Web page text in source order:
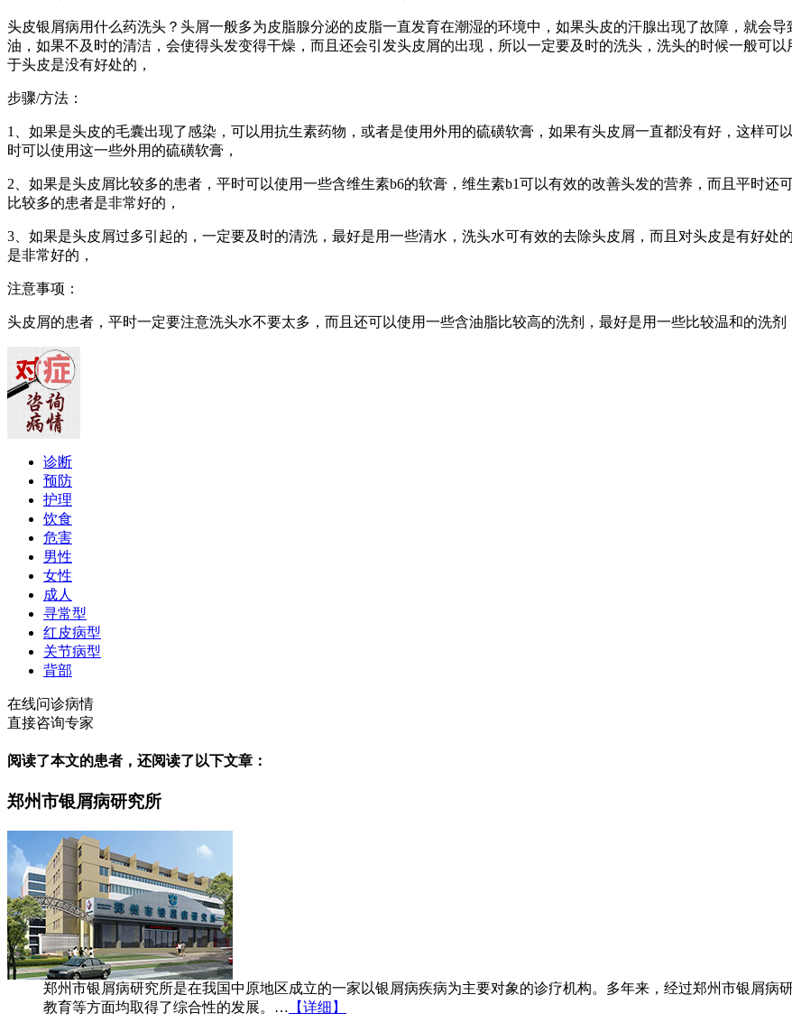
头皮银屑病用什么药洗头？头屑一般多为皮脂腺分泌的皮脂一直发育在潮湿的环境中，如果头皮的汗腺出现了故障，就会
油，如果不及时的清洁，会使得头发变得干燥，而且还会引发头皮屑的出现，所以一定要及时的洗头，洗头的时候一般可
于头皮是没有好处的，
步骤/方法：
1、如果是头皮的毛囊出现了感染，可以用抗生素药物，或者是使用外用的硫磺软膏，如果有头皮屑一直都没有好，这样
时可以使用这一些外用的硫磺软膏，
2、如果是头皮屑比较多的患者，平时可以使用一些含维生素b6的软膏，维生素b1可以有效的改善头发的营养，而且平时
比较多的患者是非常好的，
3、如果是头皮屑过多引起的，一定要及时的清洗，最好是用一些清水，洗头水可有效的去除头皮屑，而且对头皮是有好
是非常好的，
注意事项：
头皮屑的患者，平时一定要注意洗头水不要太多，而且还可以使用一些含油脂比较高的洗剂，最好是用一些比较温和的洗剂
诊断
预防
护理
饮食
危害
男性
女性
成人
寻常型
红皮病型
关节病型
背部
在线问诊病情
直接咨询专家
阅读了本文的患者，还阅读了以下文章：
郑州市银屑病研究所
郑州市银屑病研究所是在我国中原地区成立的一家以银屑病疾病为主要对象的诊疗机构。多年来，经过郑州市银屑病
教育等方面均取得了综合性的发展。… 【详细】